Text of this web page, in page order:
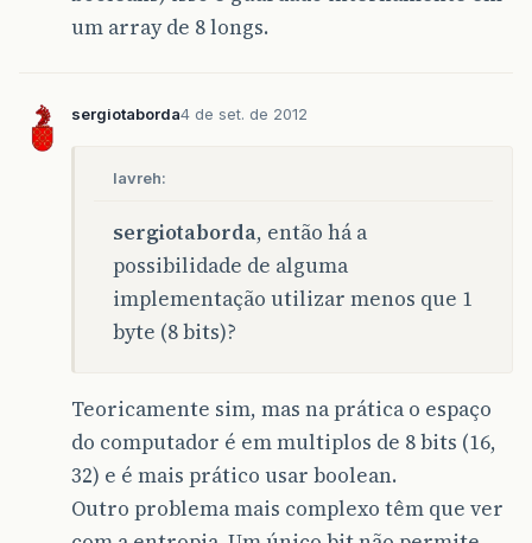
um array de 8 longs.
sergiotaborda4 de set. de 2012
lavreh:
sergiotaborda, então há a
possibilidade de alguma
implementação utilizar menos que 1
byte (8 bits)?
Teoricamente sim, mas na prática o espaço
do computador é em multiplos de 8 bits (16,
32) e é mais prático usar boolean.
Outro problema mais complexo têm que ver